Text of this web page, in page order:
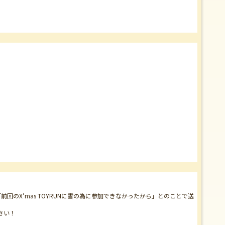
のX’mas TOYRUNに雪の為に参加できなかったから」とのことで送
！